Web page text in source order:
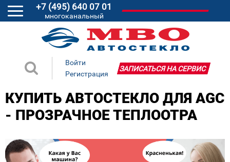
+7 (495) 640 07 01
многоканальный
Войти
Регистрация
ЗАПИСАТЬСЯ НА СЕРВИС
КУПИТЬ АВТОСТЕКЛО ДЛЯ AGC
- ПРОЗРАЧНОЕ ТЕПЛООТРА